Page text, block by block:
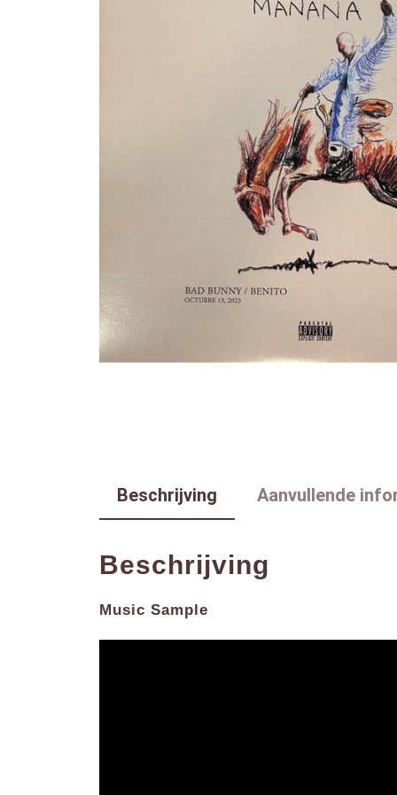
Beschrijving Aanvullende
Beschrijving
Music Sample